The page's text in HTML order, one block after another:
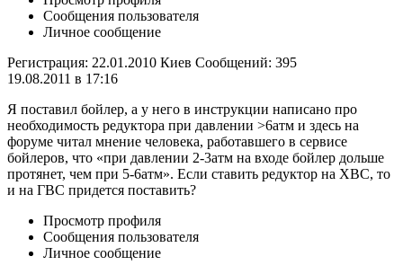
Сообщения пользователя
Личное сообщение
Регистрация: 22.01.2010 Киев Сообщений: 395
19.08.2011 в 17:16
Я поставил бойлер, а у него в инструкции написано про
необходимость редуктора при давлении >6атм и здесь на
форуме читал мнение человека, работавшего в сервисе
бойлеров, что «при давлении 2-3атм на входе бойлер дольше
протянет, чем при 5-6атм». Если ставить редуктор на ХВС, то
и на ГВС придется поставить?
Просмотр профиля
Сообщения пользователя
Личное сообщение